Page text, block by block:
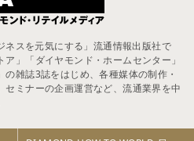
スを元気にする」流通情報出版社で
」「ダイヤモンド・ホームセンター」
の雑誌3誌をはじめ、各種媒体の制作・
ミナーの企画運営など、流通業界を中